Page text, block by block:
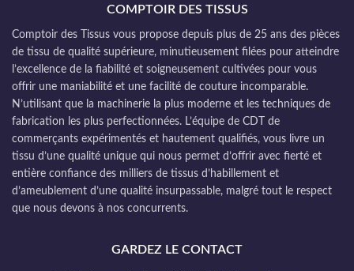
COMPTOIR DES TISSUS
Comptoir des Tissus vous propose depuis plus de 25 ans des pièces
de tissu de qualité supérieure, minutieusement filées pour atteindre
l’excellence de la fiabilité et soigneusement cultivées pour vous
offrir une maniabilité et une facilité de couture incomparable.
N’utilisant que la machinerie la plus moderne et les techniques de
fabrication les plus perfectionnées. L’équipe de CDT de
commerçants expérimentés et hautement qualifiés, vous livre un
tissu d’une qualité unique qui nous permet d’offrir avec fierté et
entière confiance des milliers de tissus d’habillement et
d’ameublement d’une qualité insurpassable, malgré tout le respect
que nous devons à nos concurrents.
GARDEZ LE CONTACT